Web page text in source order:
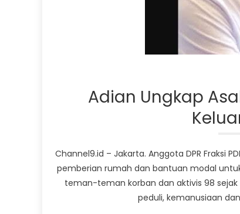
Adian Ungkap
Channel9.id – Jakarta. Anggota DPR Fraksi
pemberian rumah dan bantuan modal
teman-teman korban dan aktivis 98
peduli, kemanusiaan